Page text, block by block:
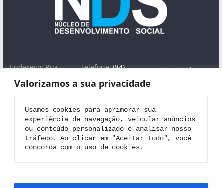
Valorizamos a sua privacidade
Usamos cookies para aprimorar sua
experiência de navegação, veicular anúncios
ou conteúdo personalizado e analisar nosso
tráfego. Ao clicar em "Aceitar tudo", você
concorda com o uso de cookies.
Endereço: Rua
1420 -Lagoa Seca,
Telefone:(84)
WhatsApp: (84)
mail:nucon@uol.
com.br
Institucional
Jerusalém
Editais
Parceiros